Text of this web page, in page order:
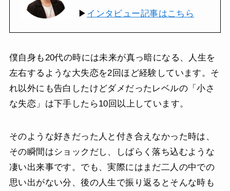
▶ インタビュー記事はこちら
僕自身も20代の時には未来が真っ暗になる、人生を
左右するような大失恋を2回ほど経験しています。そ
れ以外にも告白したけどダメだったレベルの「小さ
な失恋」は下手したら10回以上しています。
そのような好きだった人と付き合えなかった時は、
その瞬間はショックだし、しばらく落ち込むような
凄い出来事です。でも、実際にはまだ二人の中での
思い出がない分、後の人生で振り返るとそんな時も